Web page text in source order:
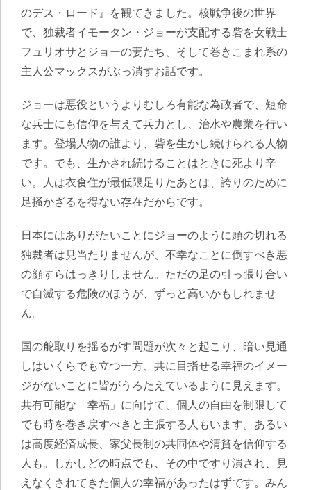
のデス・ロード』を観てきました。核戦争後の世界
で、独裁者イモータン・ジョーが支配する砦を女戦士
フュリオサとジョーの妻たち、そして巻きこまれ系の
主人公マックスがぶっ潰すお話です。
ジョーは悪役というよりむしろ有能な為政者で、短命
な兵士にも信仰を与えて兵力とし、治水や農業を行い
ます。登場人物の誰より、砦を生かし続けられる人物
です。でも、生かされ続けることはときに死より辛
い。人は衣食住が最低限足りたあとは、誇りのために
足掻かざるを得ない存在だからです。
日本にはありがたいことにジョーのように頭の切れる
独裁者は見当たりませんが、不幸なことに倒すべき悪
の顔すらはっきりしません。ただの足の引っ張り合い
で自滅する危険のほうが、ずっと高いかもしれませ
ん。
国の舵取りを揺るがす問題が次々と起こり、暗い見通
しはいくらでも立つ一方、共に目指せる幸福のイメー
ジがないことに皆がうろたえているように見えます。
共有可能な「幸福」に向けて、個人の自由を制限して
でも時を巻き戻すべきと主張する人もいます。あるい
は高度経済成長、家父長制の共同体や清貧を信仰する
人も。しかしどの時点でも、その中ですり潰され、見
えなくされてきた個人の幸福があったはずです。みん